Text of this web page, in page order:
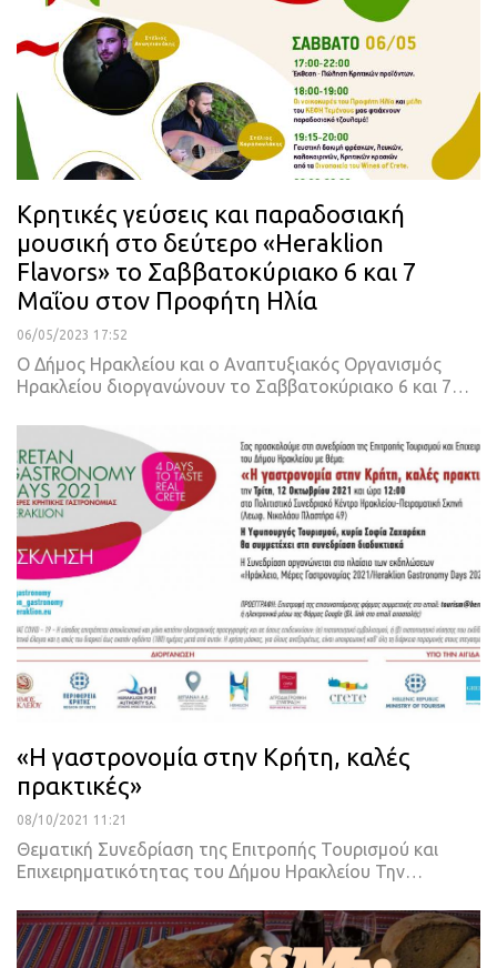
Κρητικές γεύσεις και παραδοσιακή
μουσική στο δεύτερο «Heraklion
Flavors» το Σαββατοκύριακο 6 και 7
Μαΐου στον Προφήτη Ηλία
06/05/2023 17:52
Ο Δήμος Ηρακλείου και ο Αναπτυξιακός Οργανισμός
Ηρακλείου διοργανώνουν το Σαββατοκύριακο 6 και 7…
«Η γαστρονομία στην Κρήτη, καλές
πρακτικές»
08/10/2021 11:21
Θεματική Συνεδρίαση της Επιτροπής Τουρισμού και
Επιχειρηματικότητας του Δήμου Ηρακλείου Την